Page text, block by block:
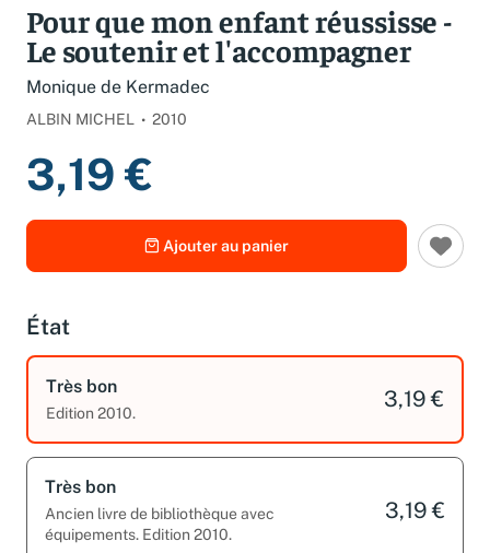
Pour que mon enfant réussisse -
Le soutenir et l'accompagner
Monique de Kermadec
ALBIN MICHEL 2010
3,19 €
Ajouter au panier
État
Très bon
Edition 2010.
3,19 €
Très bon
Ancien livre de bibliothèque avec
équipements. Edition 2010.
3,19 €